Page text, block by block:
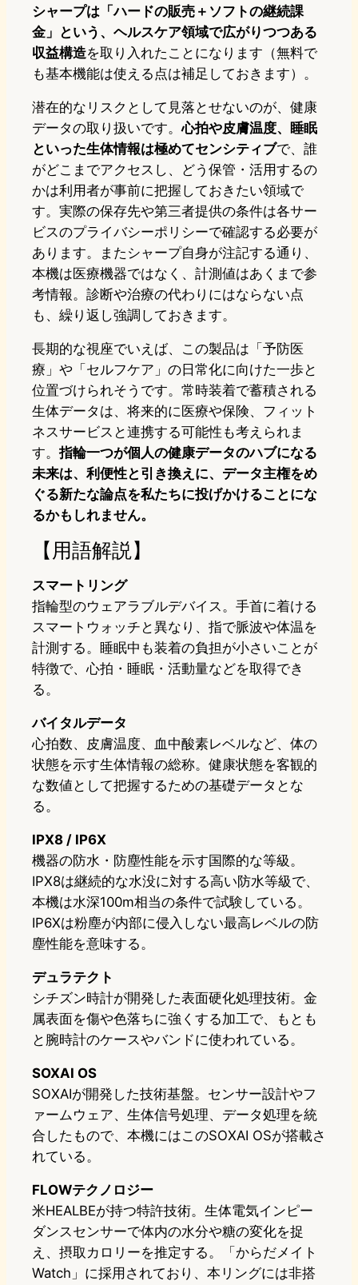
シャープは「ハードの販売＋ソフトの継続課
金」という、ヘルスケア領域で広がりつつある
収益構造を取り入れたことになります（無料で
も基本機能は使える点は補足しておきます）。
潜在的なリスクとして見落とせないのが、健康
データの取り扱いです。心拍や皮膚温度、睡眠
といった生体情報は極めてセンシティブで、誰
がどこまでアクセスし、どう保管・活用するの
かは利用者が事前に把握しておきたい領域で
す。実際の保存先や第三者提供の条件は各サー
ビスのプライバシーポリシーで確認する必要が
あります。またシャープ自身が注記する通り、
本機は医療機器ではなく、計測値はあくまで参
考情報。診断や治療の代わりにはならない点
も、繰り返し強調しておきます。
長期的な視座でいえば、この製品は「予防医
療」や「セルフケア」の日常化に向けた一歩と
位置づけられそうです。常時装着で蓄積される
生体データは、将来的に医療や保険、フィット
ネスサービスと連携する可能性も考えられま
す。 指輪一つが個人の健康データのハブになる
未来は、利便性と引き換えに、データ主権をめ
ぐる新たな論点を私たちに投げかけることにな
るかもしれません。
【用語解説】
スマートリング
指輪型のウェアラブルデバイス。手首に着ける
スマートウォッチと異なり、指で脈波や体温を
計測する。睡眠中も装着の負担が小さいことが
特徴で、心拍・睡眠・活動量などを取得でき
る。
バイタルデータ
心拍数、皮膚温度、血中酸素レベルなど、体の
状態を示す生体情報の総称。健康状態を客観的
な数値として把握するための基礎データとな
る。
IPX8 / IP6X
機器の防水・防塵性能を示す国際的な等級。
IPX8は継続的な水没に対する高い防水等級で、
本機は水深100m相当の条件で試験している。
IP6Xは粉塵が内部に侵入しない最高レベルの防
塵性能を意味する。
デュラテクト
シチズン時計が開発した表面硬化処理技術。金
属表面を傷や色落ちに強くする加工で、もとも
と腕時計のケースやバンドに使われている。
SOXAI OS
SOXAIが開発した技術基盤。センサー設計やフ
ァームウェア、生体信号処理、データ処理を統
合したもので、本機にはこのSOXAI OSが搭載さ
れている。
FLOWテクノロジー
米HEALBEが持つ特許技術。生体電気インピー
ダンスセンサーで体内の水分や糖の変化を捉
え、摂取カロリーを推定する。「からだメイト
Watch」に採用されており、本リングには非搭